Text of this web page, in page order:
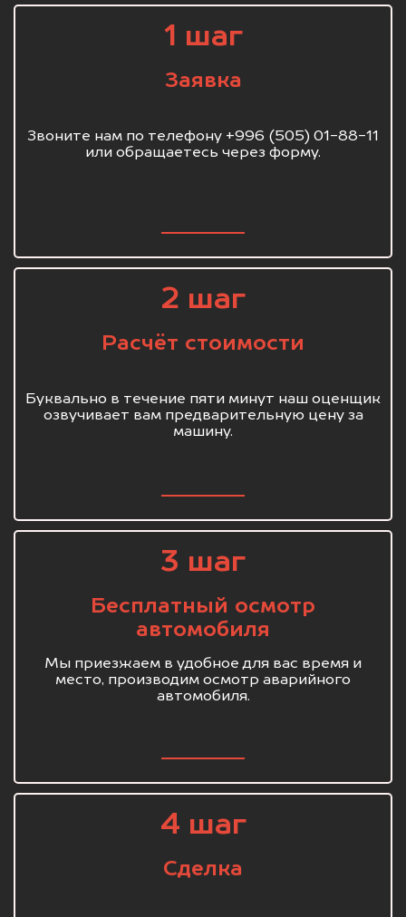
1 шаг
Заявка
Звоните нам по телефону +996 (505) 01-88-11
или обращаетесь через форму.
2 шаг
Расчёт стоимости
Буквально в течение пяти минут наш оценщик
озвучивает вам предварительную цену за
машину.
3 шаг
Бесплатный осмотр
автомобиля
Мы приезжаем в удобное для вас время и
место, производим осмотр аварийного
автомобиля.
4 шаг
Сделка